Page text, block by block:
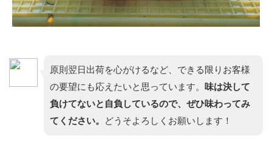
原則翌日出荷を心がけるなど、できる限りお客様
の要望にも応えたいと思っています。 味は決して
負けてないと自負しているので、ぜひ味わってみ
てください。
どうそよろしくお願いします！